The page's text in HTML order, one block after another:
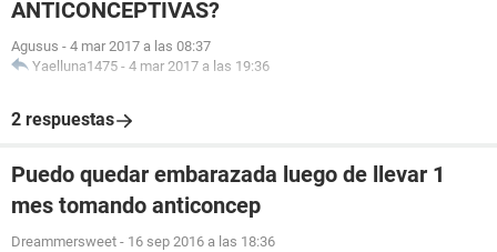
ANTICONCEPTIVAS?
Agusus - 4 mar 2017 a las 08:37
Yaelluna1475 - 4 mar 2017 a las 19:36
2 respuestas
Puedo quedar embarazada luego de llevar 1
mes tomando anticoncep
Dreammersweet - 16 sep 2016 a las 18:36